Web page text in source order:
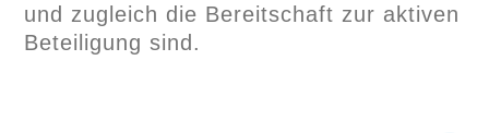
und zugleich die Bereitschaft zur aktiven
Beteiligung sind.